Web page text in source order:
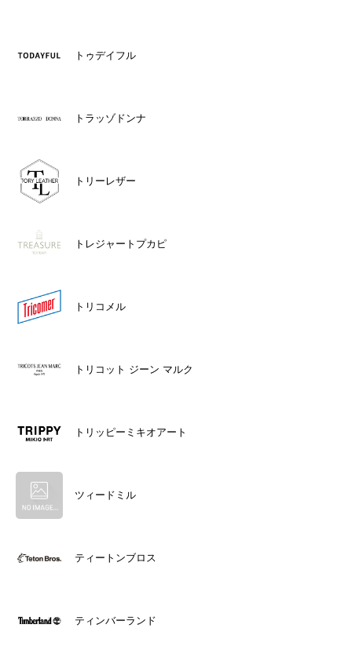
トゥデイフル
トラッゾドンナ
トリーレザー
トレジャートプカピ
トリコメル
トリコット ジーン マルク
トリッピーミキオアート
ツィードミル
ティートンブロス
ティンバーランド